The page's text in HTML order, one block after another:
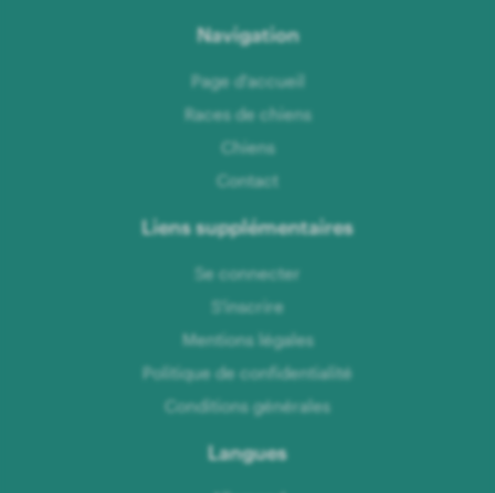
Navigation
Page d'accueil
Races de chiens
Chiens
Contact
Liens supplémentaires
Se connecter
S'inscrire
Mentions légales
Politique de confidentialité
Conditions générales
Langues